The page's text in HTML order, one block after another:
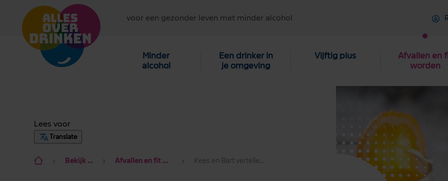
voor een gezonder leven met minder alcohol
Minder
alcohol
Een drinker in
je omgeving
Vijftig plus
Afvallen en
worden
Lees voor
Translate
Bekijk hier alle onderwerpen Afvallen en fit worden Minder drinken? Slim plan! Kees en Bart vertellen over hun deelname aan IkPas